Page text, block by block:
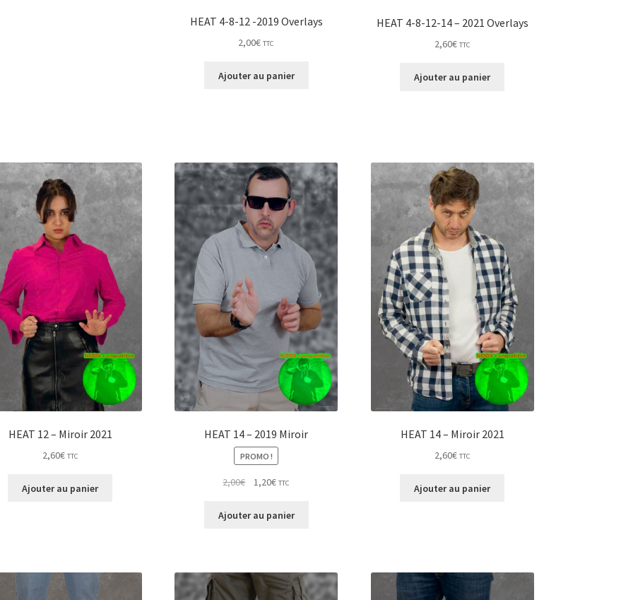
HEAT 4-8-12 -2019 Overlays
2,00€ TTC
Ajouter au panier
HEAT 4-8-12-14 – 2021 Overlays
2,60€ TTC
Ajouter au panier
HEAT 12 – Miroir 2021
2,60€ TTC
Ajouter au panier
HEAT 14 – 2019 Miroir
PROMO !
2,00€
Le
initial
1,20€Le
actuel
TTC
Ajouter au panier
HEAT 14 – Miroir 2021
2,60€ TTC
Ajouter au panier